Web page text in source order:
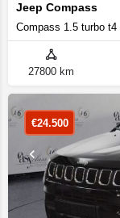
Jeep Compass
Compass 1.5 turbo
27800 km
€24.500